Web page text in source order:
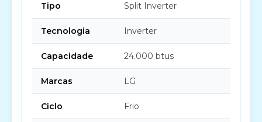
Tipo Split Inverter
Tecnologia Inverter
Capacidade 24.000 btus
Marcas LG
Ciclo Frio